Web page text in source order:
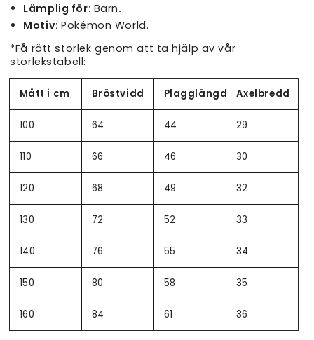
Lämplig för: Barn.
Motiv:Pokémon World.
*Få rätt storlek genom att ta hjälp av vår
storlekstabell:
Mått i cm Bröstvidd Plagglängd Axelbredd
100 64 44 29
110 66 46 30
120 68 49 32
130 72 52 33
140 76 55 34
150 80 58 35
160 84 61 36